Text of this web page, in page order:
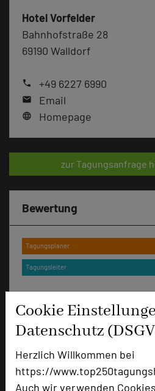
Cookie
Datenschutz
Herzlich Willkommen bei
https://
Auch wir verwenden
Hotel Vorfelder
Bahnhofstraße 28
69190 Walldorf
phone +49 6227 6990
mail Email
language Homepage
zur Tagungsanfrage
Bewertung
Tagungsplaner
Tagungsleiter
Hotel
Hoteldaten